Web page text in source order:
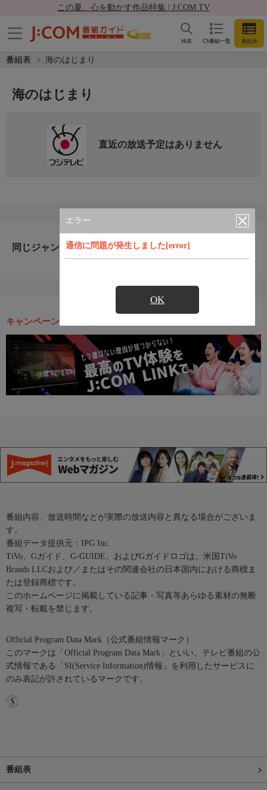
この夏、心を動かす作品特集 | J:COM TV
CS番組一覧 番組表
検索
番組表 海のはじまり
エラー
通信に問題が発生しました[error]
OK
海のはじまり
直近の放送予定はありません
同じジャンルのおすすめ番組
キャンペーン・お得な情報
番組内容、放送時間などが実際の放送内容と異なる場合がございま
す。
番組データ提供元：IPG Inc.
TiVo、Gガイド、G-GUIDE、およびGガイドロゴは、米国TiVo
Brands LLCおよび／またはその関連会社の日本国内における商標ま
たは登録商標です。
このホームページに掲載している記事・写真等あらゆる素材の無断
複写・転載を禁じます。
Official Program Data Mark（公式番組情報マーク）
このマークは「Official Program Data Mark」といい、テレビ番組の公
式情報である「SI(Service Information)情報」を利用したサービスに
のみ表記が許されているマークです。
番組表